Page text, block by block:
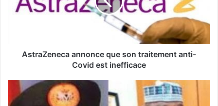
AstraZeneca annonce que son traitement anti-
Covid est inefficace